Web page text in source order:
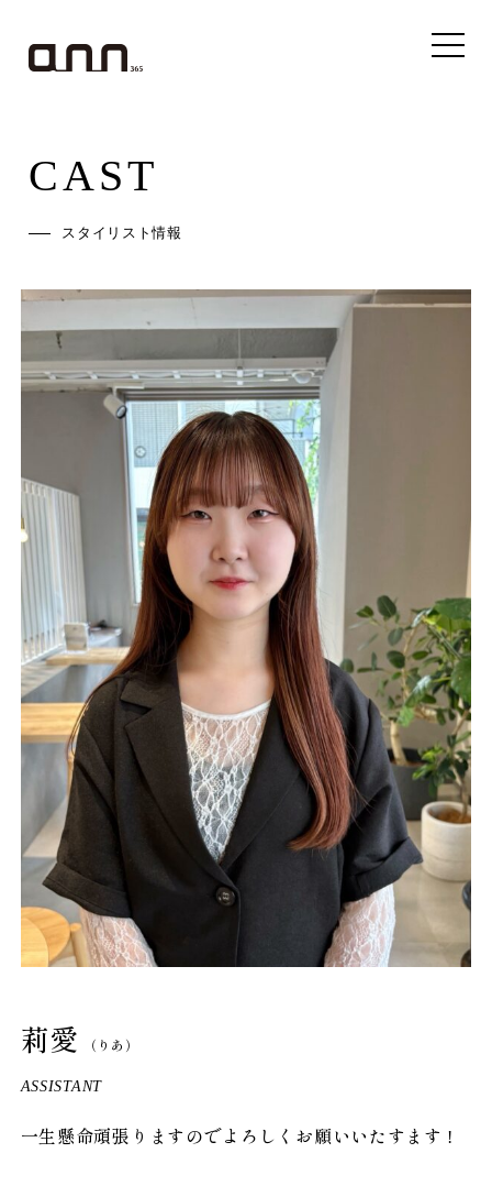
CAST
スタイリスト情報
莉愛 （りあ）
ASSISTANT
一生懸命頑張りますのでよろしくお願いいたすます !